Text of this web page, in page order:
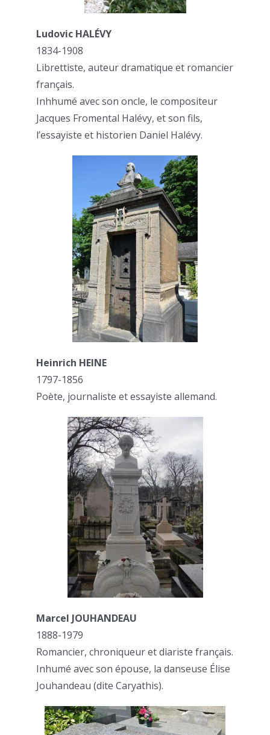
Ludovic HALÉVY
1834-1908
Librettiste, auteur dramatique et romancier
français.
Inhhumé avec son oncle, le compositeur
Jacques Fromental Halévy, et son fils,
l’essayiste et historien Daniel Halévy.
Heinrich HEINE
1797-1856
Poète, journaliste et essayiste allemand.
Marcel JOUHANDEAU
1888-1979
Romancier, chroniqueur et diariste français.
Inhumé avec son épouse, la danseuse Élise
Jouhandeau (dite Caryathis).